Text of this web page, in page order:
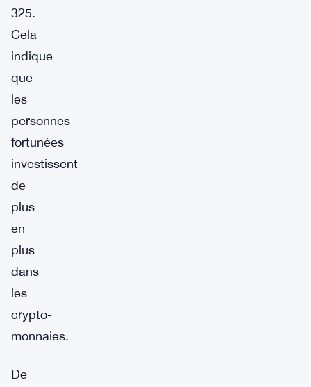
325.
Cela
indique
que
les
personnes
fortunées
investissent
de
plus
en
plus
dans
les
crypto-
monnaies.
De